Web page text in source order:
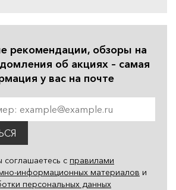
рекомендации, обзоры на
об акциях – самая
у вас на почте
соглашаетесь с правилами
информационных материалов и
персональных данных